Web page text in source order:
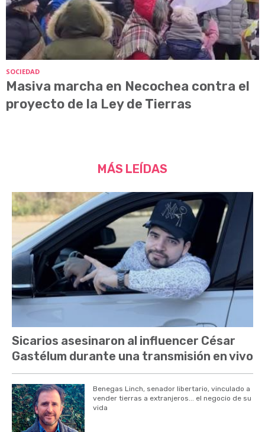
SOCIEDAD
Masiva marcha en Necochea contra el
proyecto de la Ley de Tierras
MÁS LEÍDAS
Sicarios asesinaron al influencer César
Gastélum durante una transmisión en vivo
Benegas Linch, senador libertario, vinculado a
vender tierras a extranjeros... el negocio de su
vida